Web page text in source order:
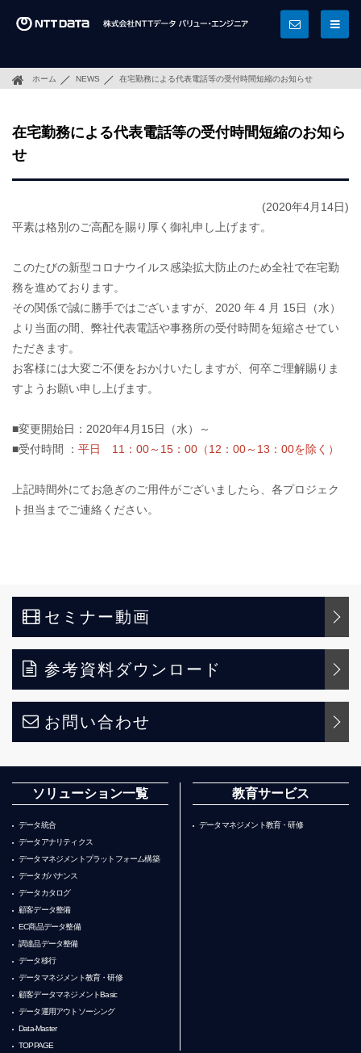
ホーム NEWS 在宅勤務による代表電話等の受付時間短縮のお知らせ
在宅勤務による代表電話等の受付時間短縮のお知ら
せ
(2020年4月14日)
平素は格別のご高配を賜り厚く御礼申し上げます。
このたびの新型コロナウイルス感染拡大防止のため全社で在宅勤
務を進めております。
その関係で誠に勝手ではございますが、2020 年 4 月 15日（水）
より当面の間、弊社代表電話や事務所の受付時間を短縮させてい
ただきます。
お客様には大変ご不便をおかけいたしますが、何卒ご理解賜りま
すようお願い申し上げます。
■変更開始日：2020年4月15日（水）～
■受付時間 ： 平日 11：00～15：00（12：00～13：00を除く）
上記時間外にてお急ぎのご用件がございましたら、各プロジェク
ト担当までご連絡ください。
セミナー動画
参考資料ダウンロード
お問い合わせ
ソリューション一覧
データ統合
データアナリティクス
データマネジメントプラットフォーム構築
データガバナンス
データカタログ
顧客データ整備
EC商品データ整備
調達品データ整備
データ移行
データマネジメント教育・研修
顧客データマネジメントBasic
データ運用アウトソーシング
Data-Master
TOPPAGE
教育サービス
データマネジメント教育・研修